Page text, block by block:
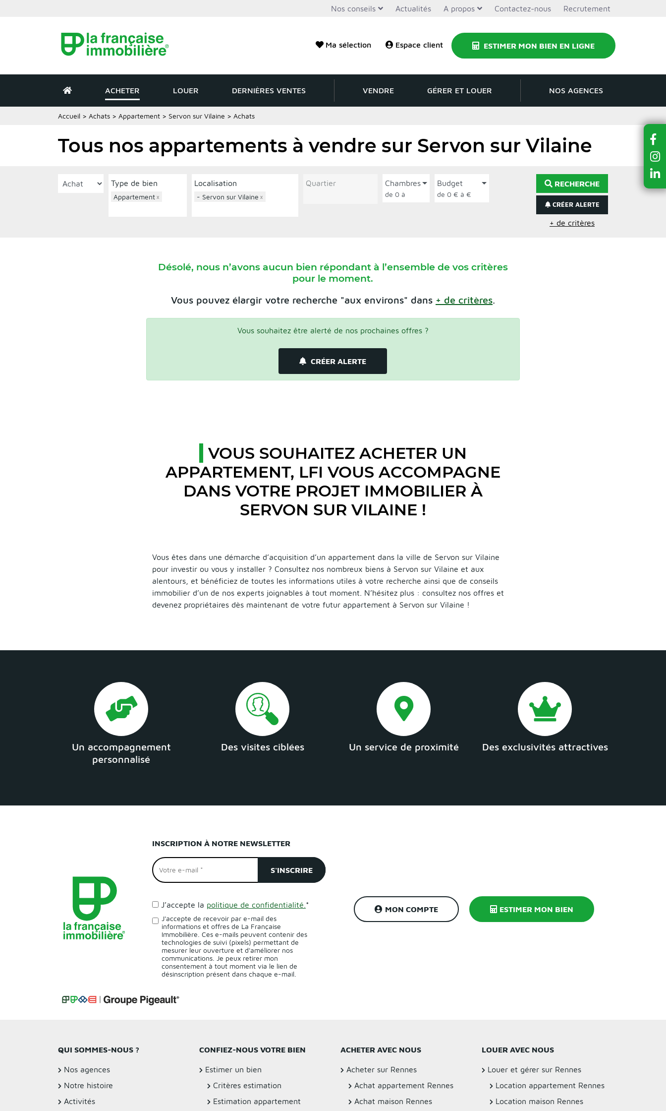
Nos conseils Actualités A propos Contactez-nous Recrutement
Ma sélection Espace client ESTIMER MON BIEN EN LIGNE
ACHETER LOUER DERNIÈRES VENTES VENDRE GÉRER ET LOUER NOS AGENCES
Accueil > Achats > Appartement > Servon sur Vilaine > Achats
Tous nos appartements à vendre sur Servon sur Vilaine
Type de bien
×
Appartement
Localisation
×
- Servon sur Vilaine
Quartier Chambres
de 0 à
Budget
de 0 € à €
RECHERCHE
CRÉER ALERTE
+ de critères
Désolé, nous n’avons aucun bien répondant à l’ensemble de vos critères
pour le moment.
Vous pouvez élargir votre recherche "aux environs" dans + de critères.
Vous souhaitez être alerté de nos prochaines offres ?
CRÉER ALERTE
VOUS SOUHAITEZ ACHETER UN
APPARTEMENT, LFI VOUS ACCOMPAGNE
DANS VOTRE PROJET IMMOBILIER À
SERVON SUR VILAINE !
Vous êtes dans une démarche d’acquisition d’un appartement dans la ville de Servon sur Vilaine
pour investir ou vous y installer ? Consultez nos nombreux biens à Servon sur Vilaine et aux
alentours, et bénéficiez de toutes les informations utiles à votre recherche ainsi que de conseils
immobilier d’un de nos experts joignables à tout moment. N’hésitez plus : consultez nos offres et
devenez propriétaires dès maintenant de votre futur appartement à Servon sur Vilaine !
Un accompagnement
personnalisé
Des visites ciblées Un service de proximité Des exclusivités attractives
MON COMPTE ESTIMER MON BIEN
INSCRIPTION À NOTRE NEWSLETTER
J’accepte la politique de confidentialité. *
J'accepte de recevoir par e-mail des
informations et offres de La Française
Immobilière. Ces e-mails peuvent contenir des
technologies de suivi (pixels) permettant de
mesurer leur ouverture et d'améliorer nos
communications. Je peux retirer mon
consentement à tout moment via le lien de
désinscription présent dans chaque e-mail.
QUI SOMMES-NOUS ?
Nos agences
Notre histoire
Activités
CONFIEZ-NOUS VOTRE BIEN
Estimer un bien
Critères estimation
Estimation appartement
ACHETER AVEC NOUS
Acheter sur Rennes
Achat appartement Rennes
Achat maison Rennes
LOUER AVEC NOUS
Louer et gérer sur Rennes
Location appartement Rennes
Location maison Rennes